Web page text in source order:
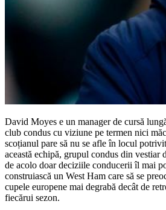
David Moyes e un manager de cursă
club condus cu viziune pe termen nici
scoțianul pare să nu se afle în locul
această echipă, grupul condus din vestiar
de acolo doar deciziile conducerii îl mai
construiască un West Ham care să se
cupele europene mai degrabă decât de
fiecărui sezon.